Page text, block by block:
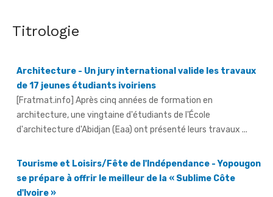
Titrologie
Architecture - Un jury international valide les travaux
[Fratmat.info] Après cinq années de formation en
architecture, une vingtaine d'étudiants de l'École
d'architecture d'Abidjan (Eaa) ont présenté leurs travaux ...
Tourisme et Loisirs/Fête de l'Indépendance - Yopougon
d'Ivoire »
[Fratmat.info] À deux jours de la célébration du 66e
anniversaire de l'indépendance de la Côte d'Ivoire, le ministère